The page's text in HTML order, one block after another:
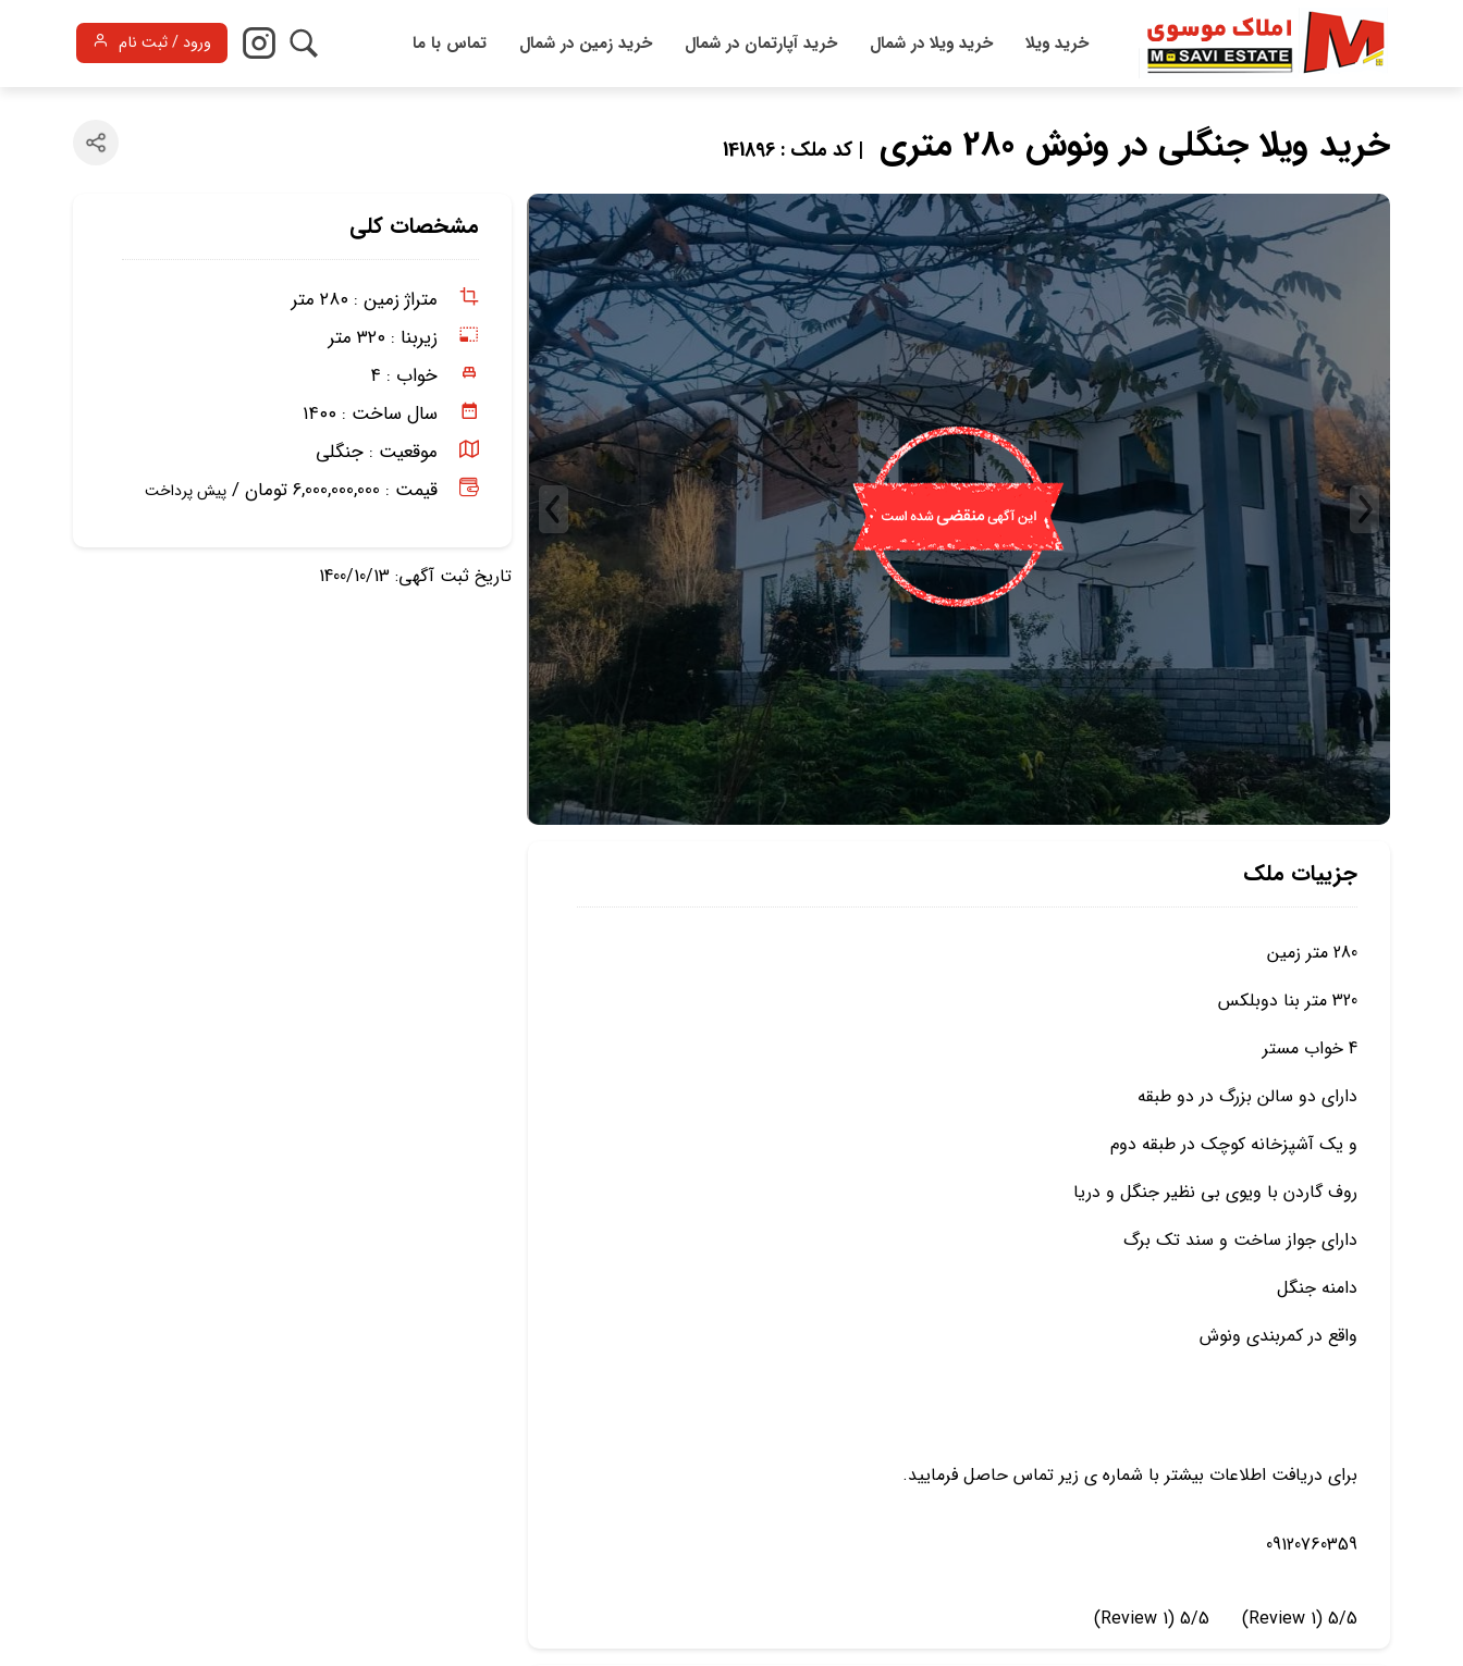
خرید ویلا خرید ویلا در شمال خرید آپارتمان در شمال خرید زمین در شمال تماس با ما ورود / ثبت نام
خرید ويلا جنگلی در ونوش 280 متری | کد ملک : 141896
مشخصات کلی
متراژ زمین : ۲۸۰ متر
زیربنا : ۳۲۰ متر
خواب : ۴
سال ساخت : ۱۴۰۰
موقعیت : جنگلی
قیمت : 6,000,000,000 تومان /
پیش پرداخت
تاریخ ثبت آگهی: 1400/10/13
جزییات ملک
280 متر زمین
320 متر بنا دوبلکس
4 خواب مستر
دارای دو سالن بزرگ در دو طبقه
و یک آشپزخانه کوچک در طبقه دوم
روف گاردن با ویوی بی نظیر جنگل و دریا
دارای جواز ساخت و سند تک برگ
دامنه جنگل
واقع در کمربندی ونوش
براي دريافت اطلاعات بیشتر با شماره ی زیر تماس حاصل فرمایید.
09120760359
5/5
(1 Review)
5/5
(1 Review)